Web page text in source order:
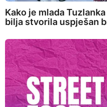
Kako je mlada
bilja stvorila uspješan